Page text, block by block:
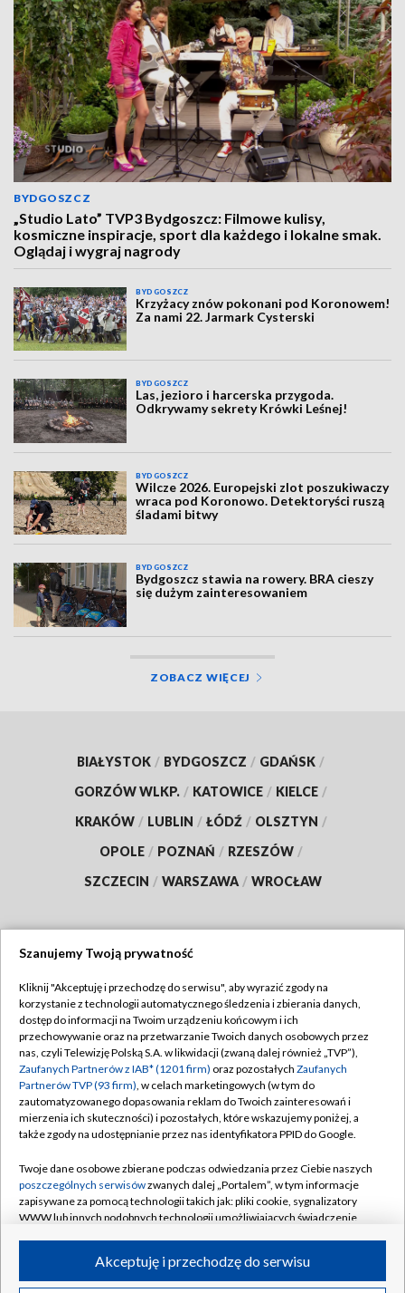
BYDGOSZCZ
„Studio Lato” TVP3 Bydgoszcz: Filmowe kulisy,
kosmiczne inspiracje, sport dla każdego i lokalne smak.
Oglądaj i wygraj nagrody
BYDGOSZCZ
Krzyżacy znów pokonani pod Koronowem!
Za nami 22. Jarmark Cysterski
BYDGOSZCZ
Las, jezioro i harcerska przygoda.
Odkrywamy sekrety Krówki Leśnej!
BYDGOSZCZ
Wilcze 2026. Europejski zlot poszukiwaczy
wraca pod Koronowo. Detektoryści ruszą
śladami bitwy
BYDGOSZCZ
Bydgoszcz stawia na rowery. BRA cieszy
się dużym zainteresowaniem
ZOBACZ WIĘCEJ
BIAŁYSTOK / BYDGOSZCZ / GDAŃSK /
GORZÓW WLKP. / KATOWICE / KIELCE /
KRAKÓW / LUBLIN / ŁÓDŹ / OLSZTYN /
OPOLE / POZNAŃ / RZESZÓW /
SZCZECIN / WARSZAWA / WROCŁAW
TVP
Abonament TVP
Emisja w TVP
Centrum informacji TVP
Naziemna Telewizja Cyfrowa
Rada Programowa
System NOS
Informacje o nadawcy
Program dla prasy
Regulamin TVP
Polityka prywatności
Moje zgody
Pomoc
Kontakt
Kanały
©2026 Telewizja Polska S.A. w likwidacji
Szanujemy Twoją prywatność
Kliknij "Akceptuję i przechodzę do serwisu", aby wyrazić zgody na
korzystanie z technologii automatycznego śledzenia i zbierania danych,
dostęp do informacji na Twoim urządzeniu końcowym i ich
przechowywanie oraz na przetwarzanie Twoich danych osobowych przez
nas, czyli Telewizję Polską S.A. w likwidacji (zwaną dalej również „TVP”),
Zaufanych Partnerów z IAB* (1201 firm) oraz pozostałych Zaufanych
Partnerów TVP (93 firm), w celach marketingowych (w tym do
zautomatyzowanego dopasowania reklam do Twoich zainteresowań i
mierzenia ich skuteczności) i pozostałych, które wskazujemy poniżej, a
także zgody na udostępnianie przez nas identyfikatora PPID do Google.
Twoje dane osobowe zbierane podczas odwiedzania przez Ciebie naszych
poszczególnych serwisówzwanych dalej „Portalem”, w tym informacje
zapisywane za pomocą technologii takich jak: pliki cookie, sygnalizatory
WWW lub innych podobnych technologii umożliwiających świadczenie
ruchu w Internecie.Akceptuję i przechodzę do serwisu